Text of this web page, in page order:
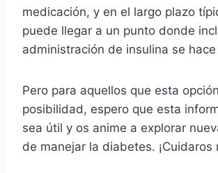
medicación, y en el largo plazo
puede llegar a un punto donde
administración de insulina se
Pero para aquellos que esta
posibilidad, espero que esta
sea útil y os anime a explorar
de manejar la diabetes. ¡Cuidaros